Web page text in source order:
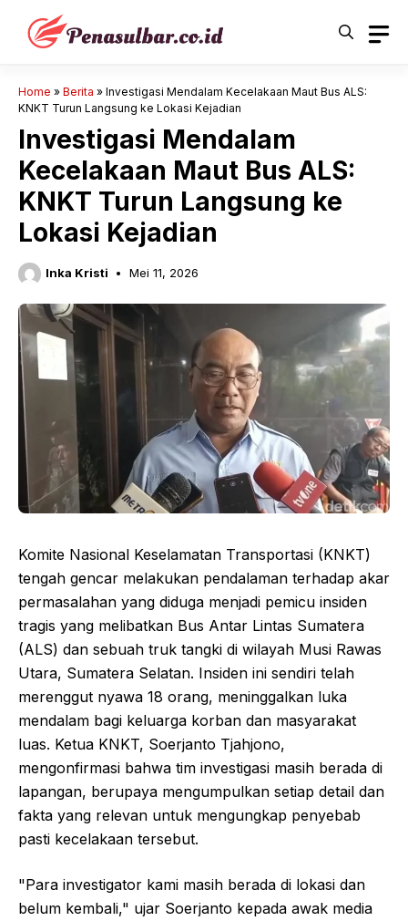
Langsung
Home » Berita » Investigasi Mendalam Kecelakaan Maut Bus ALS:
KNKT Turun Langsung ke Lokasi Kejadian
Investigasi Mendalam
Kecelakaan Maut Bus ALS:
KNKT Turun Langsung ke
Lokasi Kejadian
Inka Kristi Mei 11, 2026
Komite Nasional Keselamatan Transportasi (KNKT)
tengah gencar melakukan pendalaman terhadap akar
permasalahan yang diduga menjadi pemicu insiden
tragis yang melibatkan Bus Antar Lintas Sumatera
(ALS) dan sebuah truk tangki di wilayah Musi Rawas
Utara, Sumatera Selatan. Insiden ini sendiri telah
merenggut nyawa 18 orang, meninggalkan luka
mendalam bagi keluarga korban dan masyarakat
luas. Ketua KNKT, Soerjanto Tjahjono,
mengonfirmasi bahwa tim investigasi masih berada di
lapangan, berupaya mengumpulkan setiap detail dan
fakta yang relevan untuk mengungkap penyebab
pasti kecelakaan tersebut.
"Para investigator kami masih berada di lokasi dan
belum kembali," ujar Soerjanto kepada awak media